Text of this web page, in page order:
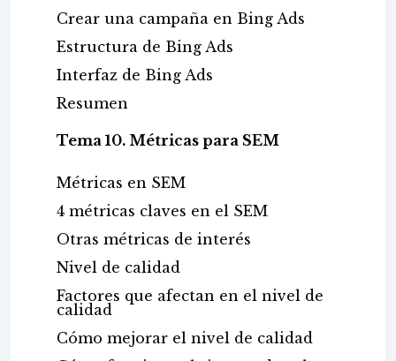
Crear una campaña en Bing Ads
Estructura de Bing Ads
Interfaz de Bing Ads
Resumen
Tema 10. Métricas para SEM
Métricas en SEM
4 métricas claves en el SEM
Otras métricas de interés
Nivel de calidad
Factores que afectan en el nivel de
calidad
Cómo mejorar el nivel de calidad